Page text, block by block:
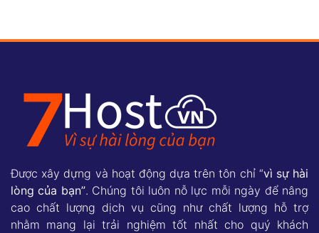
Được xây dựng và hoạt động dựa trên tôn chỉ “vì sự hài
lòng của bạn”. Chúng tôi luôn nỗ lực mỗi ngày để nâng
cao chất lượng dịch vụ cũng như chất lượng hỗ trợ
nhằm mang lại trải nghiệm tốt nhất cho quý khách